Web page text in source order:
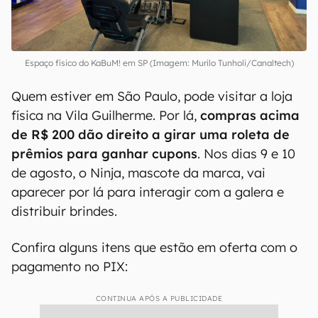
Espaço físico do KaBuM! em SP (Imagem: Murilo Tunholi/Canaltech)
Quem estiver em São Paulo, pode visitar a loja
física na Vila Guilherme. Por lá, compras acima
de R$ 200 dão direito a girar uma roleta de
prêmios para ganhar cupons. Nos dias 9 e 10
de agosto, o Ninja, mascote da marca, vai
aparecer por lá para interagir com a galera e
distribuir brindes.
Confira alguns itens que estão em oferta com o
pagamento no PIX:
CONTINUA APÓS A PUBLICIDADE